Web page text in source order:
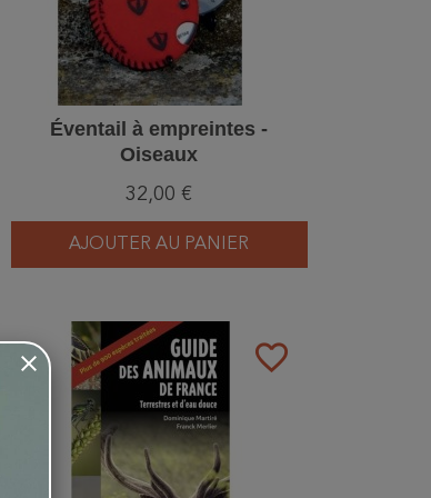
Éventail à empreintes -
Oiseaux
32,00 €
AJOUTER AU PANIER
favorite_border